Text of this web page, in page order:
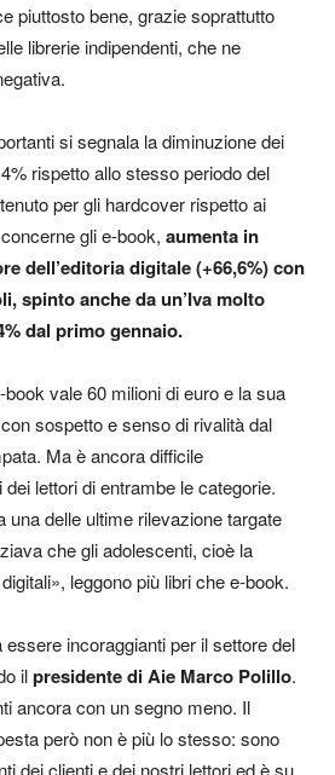
piuttosto bene, grazie soprattutto
librerie indipendenti, che ne
si segnala la diminuzione dei
rispetto allo stesso periodo del
per gli hardcover rispetto ai
gli e-book, aumenta in
dell’editoria digitale (+66,6%) con
spinto anche da un’Iva molto
dal primo gennaio.
book vale 60 milioni di euro e la sua
sospetto e senso di rivalità dal
Ma è ancora difficile
lettori di entrambe le categorie.
una delle ultime rilevazione targate
che gli adolescenti, cioè la
leggono più libri che e-book.
incoraggianti per il settore del
ilpresidente di Aie Marco Polillo.
ancora con un segno meno. Il
però non è più lo stesso: sono
dei clienti e dei nostri lettori ed è su